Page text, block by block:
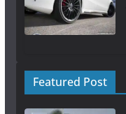
Featured Post